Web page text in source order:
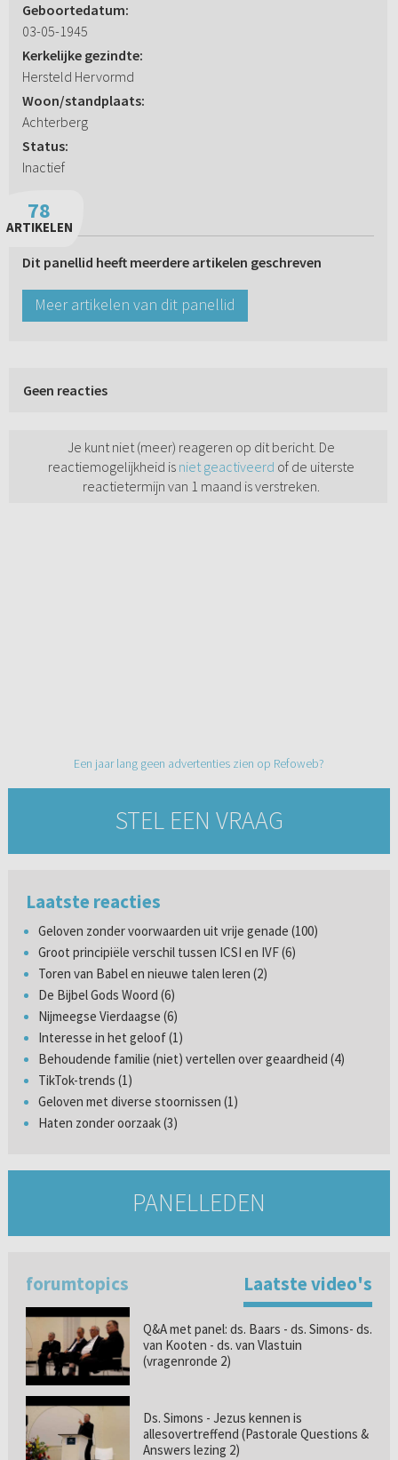
Geboortedatum:
03-05-1945
Kerkelijke gezindte:
Hersteld Hervormd
Woon/standplaats:
Achterberg
Status:
Inactief
78
ARTIKELEN
Dit panellid heeft meerdere artikelen geschreven
Meer artikelen van dit panellid
Geen reacties
Je kunt niet (meer) reageren op dit bericht. De
reactiemogelijkheid is niet geactiveerd of de uiterste
reactietermijn van 1 maand is verstreken.
Een jaar lang geen advertenties zien op Refoweb?
STEL EEN VRAAG
Laatste reacties
Geloven zonder voorwaarden uit vrije genade (100)
Groot principiële verschil tussen ICSI en IVF (6)
Toren van Babel en nieuwe talen leren (2)
De Bijbel Gods Woord (6)
Nijmeegse Vierdaagse (6)
Interesse in het geloof (1)
Behoudende familie (niet) vertellen over geaardheid (4)
TikTok-trends (1)
Geloven met diverse stoornissen (1)
Haten zonder oorzaak (3)
PANELLEDEN
forumtopics Laatste video's
Q&A met panel: ds. Baars - ds. Simons- ds.
van Kooten - ds. van Vlastuin
(vragenronde 2)
Ds. Simons - Jezus kennen is
allesovertreffend (Pastorale Questions &
Answers lezing 2)